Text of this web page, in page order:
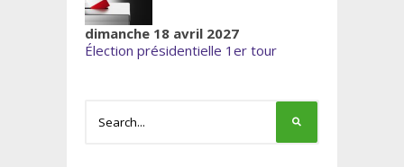
dimanche 18 avril 2027
Élection présidentielle 1er tour